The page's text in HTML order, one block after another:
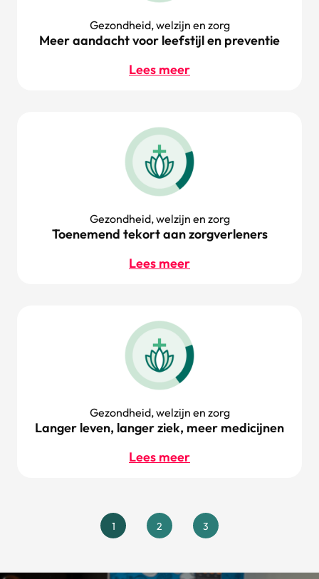
Gezondheid, welzijn en zorg
Meer aandacht voor leefstijl en preventie
Lees meer
Gezondheid, welzijn en zorg
Toenemend tekort aan zorgverleners
Lees meer
Gezondheid, welzijn en zorg
Langer leven, langer ziek, meer medicijnen
Lees meer
1 2 3